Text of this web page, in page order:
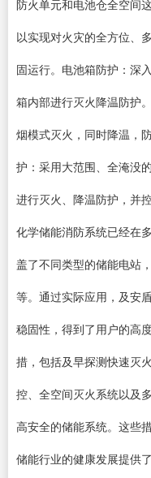
防火单元和电池仓全空间
以实现对火灾的全方位、
固运行。电池箱防护：深
箱内部进行灭火降温防护
烟模式灭火，同时降温，
护：采用大范围、全淹没
进行灭火、降温防护，并
化学储能消防系统已经在
盖了不同类型的储能电站
等。通过实际应用，及安
稳固性，得到了用户的高
措，包括及早探测快速灭
控、全空间灭火系统以及
高安全的储能系统。这些
储能行业的健康发展提供